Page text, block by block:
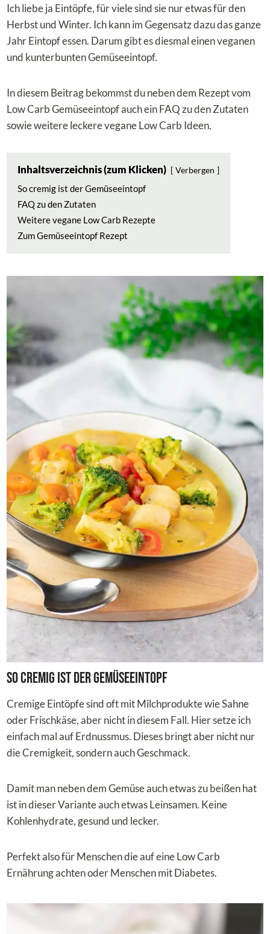
Ich liebe ja Eintöpfe, für viele sind sie nur etwas für den
Herbst und Winter. Ich kann im Gegensatz dazu das ganze
Jahr Eintopf essen. Darum gibt es diesmal einen veganen
und kunterbunten Gemüseeintopf.
In diesem Beitrag bekommst du neben dem Rezept vom
Low Carb Gemüseeintopf auch ein FAQ zu den Zutaten
sowie weitere leckere vegane Low Carb Ideen.
Inhaltsverzeichnis (zum Klicken) Verbergen
So cremig ist der Gemüseeintopf
FAQ zu den Zutaten
Weitere vegane Low Carb Rezepte
Zum Gemüseeintopf Rezept
So cremig ist der Gemüseeintopf
Cremige Eintöpfe sind oft mit Milchprodukte wie Sahne
oder Frischkäse, aber nicht in diesem Fall. Hier setze ich
einfach mal auf Erdnussmus. Dieses bringt aber nicht nur
die Cremigkeit, sondern auch Geschmack.
Damit man neben dem Gemüse auch etwas zu beißen hat
ist in dieser Variante auch etwas Leinsamen. Keine
Kohlenhydrate, gesund und lecker.
Perfekt also für Menschen die auf eine Low Carb
Ernährung achten oder Menschen mit Diabetes.